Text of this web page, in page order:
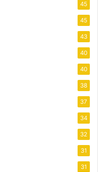
45
45
43
40
40
38
37
34
32
31
31